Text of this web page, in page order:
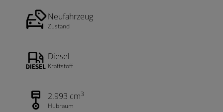
Neufahrzeug
Zustand
Diesel
Kraftstoff
2.993 cm3
Hubraum